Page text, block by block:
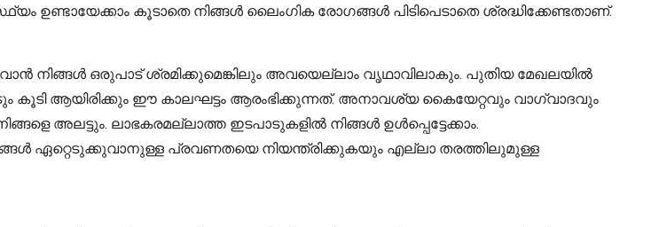
കൂടാതെ നിങ്ങൾ ലൈംഗിക രോഗങ്ങൾ പിടിപെടാതെ ശ്രദ്ധിക്കേണ്ടതാണ്.
നിങ്ങൾ ഒരുപാട് ശ്രമിക്കുമെങ്കിലും അവയെല്ലാം വൃഥാവിലാകും. പുതിയ മേഖലയിൽ
കൂടി ആയിരിക്കും ഈ കാലഘട്ടം ആരംഭിക്കുന്നത്. അനാവശ്യ കൈയേറ്റവും വാഗ്വാദവും
അലട്ടും. ലാഭകരമല്ലാത്ത ഇടപാടുകളിൽ നിങ്ങൾ ഉൾപ്പെട്ടേക്കാം.
ഏറ്റെടുക്കുവാനുള്ള പ്രവണതയെ നിയന്ത്രിക്കുകയും എല്ലാ തരത്തിലുമുള്ള